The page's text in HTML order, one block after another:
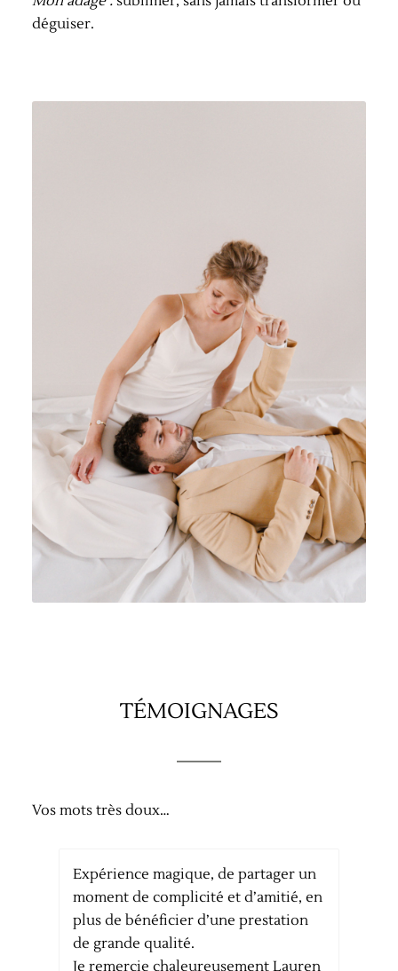
déguiser.
TÉMOIGNAGES
Vos mots très doux…
magique, de partager un
de complicité et d’amitié, en
de bénéficier d’une prestation
qualité.
chaleureusement Lauren
Lauren a
pour le jour
pour un